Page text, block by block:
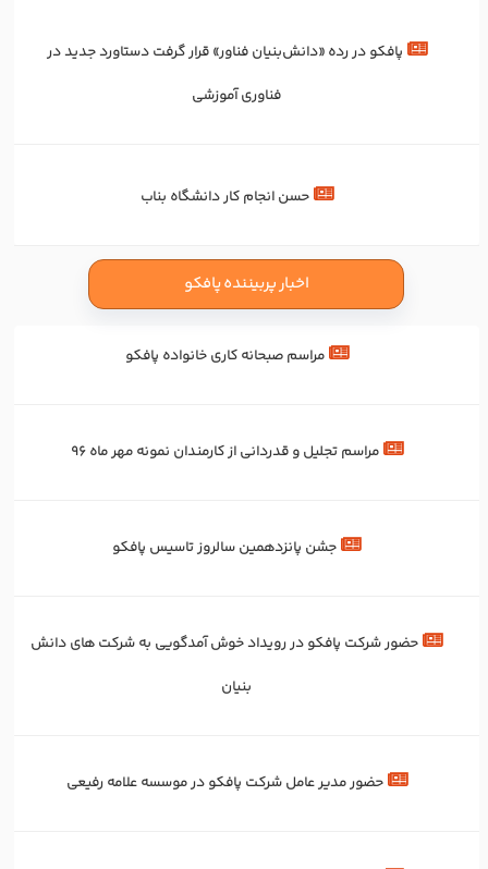
پافکو در رده «دانش‌بنیان فناور» قرار گرفت دستاورد جدید در
فناوری آموزشی
حسن انجام کار دانشگاه بناب
اخبار پربیننده پافکو
مراسم صبحانه کاری خانواده پافکو
مراسم تجلیل و قدردانی از کارمندان نمونه مهر ماه 96
جشن پانزدهمین سالروز تاسیس پافکو
حضور شرکت پافکو در رویداد خوش آمدگویی به شرکت های دانش
بنیان
حضور مدیر عامل شرکت پافکو در موسسه علامه رفیعی